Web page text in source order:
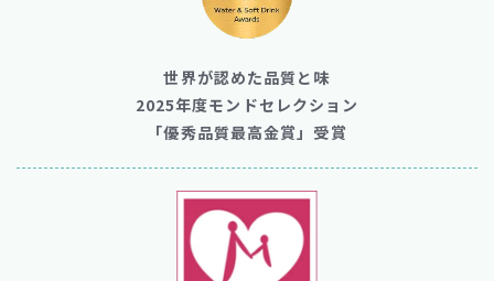
世界が認めた品質と味
2025年度モンドセレクション
「優秀品質最高金賞」受賞